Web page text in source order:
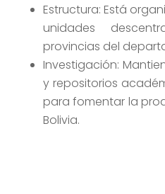
Estructura: Está
unidades
provincias del
Investigación:
y repositorios
para fomentar la
Bolivia.